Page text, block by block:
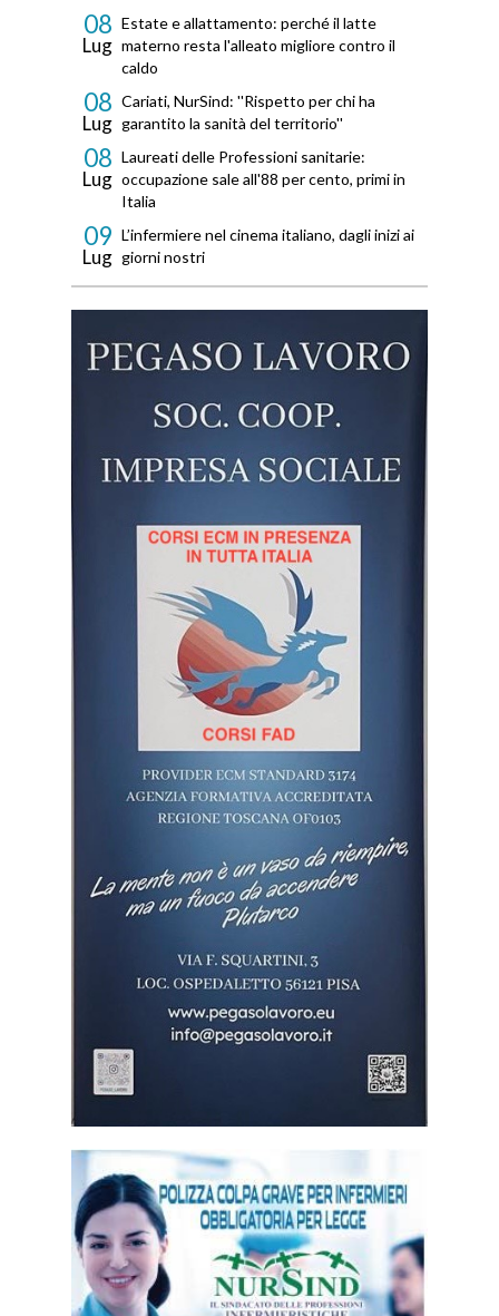
08
Lug
Estate e allattamento: perché il latte
materno resta l'alleato migliore contro il
caldo
08
Lug
Cariati, NurSind: ''Rispetto per chi ha
garantito la sanità del territorio''
08
Lug
Laureati delle Professioni sanitarie:
occupazione sale all'88 per cento, primi in
Italia
09
Lug
L’infermiere nel cinema italiano, dagli inizi ai
giorni nostri